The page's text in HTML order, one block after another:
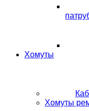
Хомуты
Хомуты